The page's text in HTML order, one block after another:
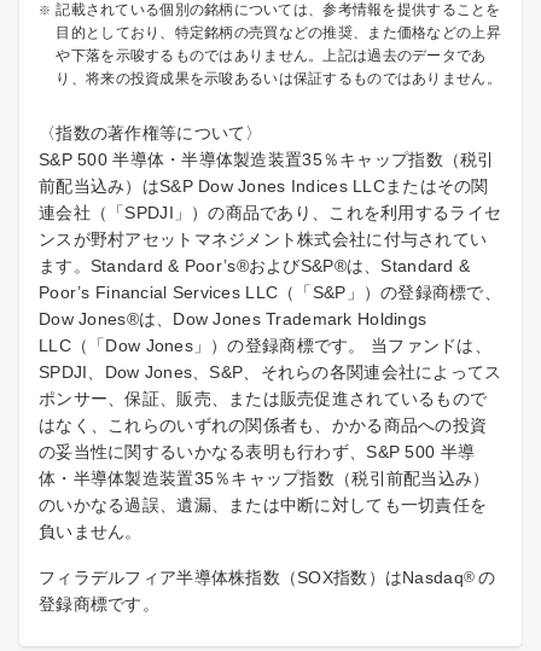
記載されている個別の銘柄については、参考情報を提供することを
目的としており、特定銘柄の売買などの推奨、また価格などの上昇
や下落を示唆するものではありません。上記は過去のデータであ
り、将来の投資成果を示唆あるいは保証するものではありません。
〈指数の著作権等について〉
S&P 500 半導体・半導体製造装置35％キャップ指数（税引
前配当込み）はS&P Dow Jones Indices LLCまたはその関
連会社（「SPDJI」）の商品であり、これを利用するライセ
ンスが野村アセットマネジメント株式会社に付与されてい
ます。Standard & Poor’s®およびS&P®は、Standard &
Poor’s Financial Services LLC（「S&P」）の登録商標で、
Dow Jones®は、Dow Jones Trademark Holdings
LLC（「Dow Jones」）の登録商標です。 当ファンドは、
SPDJI、Dow Jones、S&P、それらの各関連会社によってス
ポンサー、保証、販売、または販売促進されているもので
はなく、これらのいずれの関係者も、かかる商品への投資
の妥当性に関するいかなる表明も行わず、S&P 500 半導
体・半導体製造装置35％キャップ指数（税引前配当込み）
のいかなる過誤、遺漏、または中断に対しても一切責任を
負いません。
フィラデルフィア半導体株指数（SOX指数）はNasdaq® の
登録商標です。